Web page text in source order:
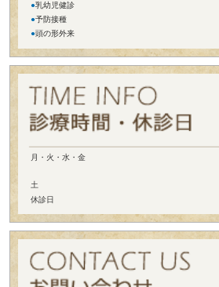
●乳幼児健診
●予防接種
●頭の形外来
月・火・水・金
土
休診日